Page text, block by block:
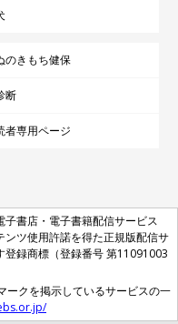
のきもち健保
断
者専用ページ
子書店・電子書籍配信サービス
ンツ使用許諾を得た正規版配信サ
登録商標（登録番号 第11091003
ークを掲示しているサービスの一